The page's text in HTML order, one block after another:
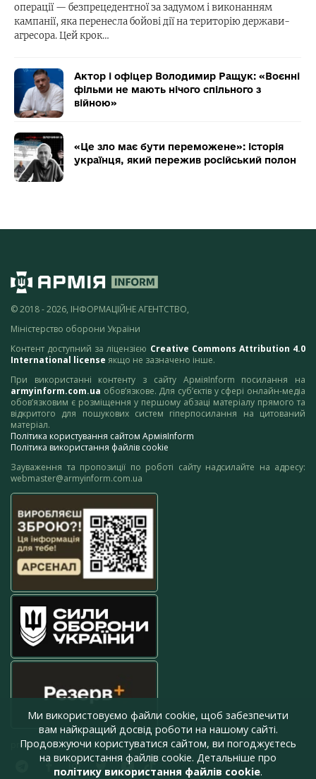
операції — безпрецедентної за задумом і виконанням
кампанії, яка перенесла бойові дії на територію держави-
агресора. Цей крок…
Актор і офіцер Володимир Ращук: «Воєнні
фільми не мають нічого спільного з
війною»
«Це зло має бути переможене»: історія
українця, який пережив російський полон
© 2018 - 2026, ІНФОРМАЦІЙНЕ АГЕНТСТВО,
Міністерство оборони України
Контент доступний за ліцензією Creative Commons Attribution 4.0
International license якщо не зазначено інше.
При використанні контенту з сайту АрміяInform посилання на
armyinform.com.ua обов’язкове. Для суб’єктів у сфері онлайн-медіа
обов’язковим є розміщення у першому абзаці матеріалу прямого та
відкритого для пошукових систем гіперпосилання на цитований
матеріал.
Політика користування сайтом АрміяInform
Політика використання файлів cookie
Зауваження та пропозиції по роботі сайту надсилайте на адресу:
webmaster@armyinform.com.ua
press@armyinform.com.ua
Ми використовуємо файли cookie, щоб забезпечити
вам найкращий досвід роботи на нашому сайті.
Продовжуючи користуватися сайтом, ви погоджуєтесь
на використання файлів cookie. Детальніше про
політику використання файлів cookie.